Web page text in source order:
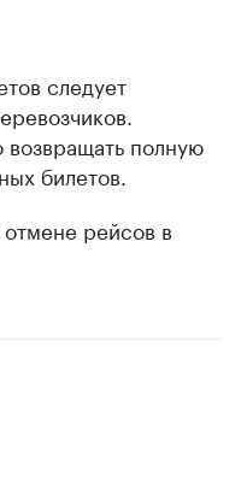
следует
полную
билетов.
рейсов в